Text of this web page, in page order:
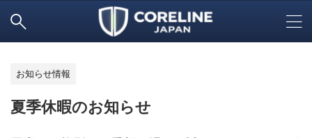
お知らせ情報
夏季休暇のお知らせ